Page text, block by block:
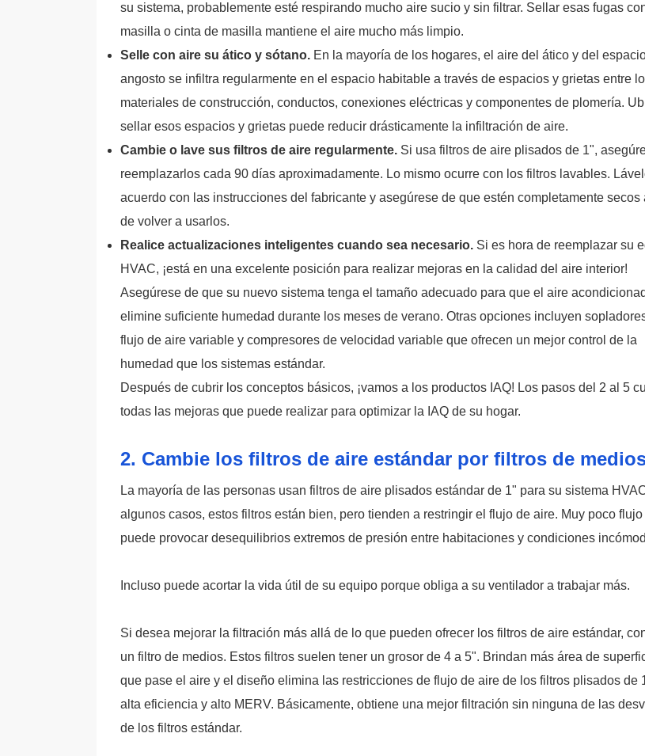
su sistema, probablemente esté respirando mucho aire sucio y sin filtrar. Sellar esas fugas
masilla o cinta de masilla mantiene el aire mucho más limpio.
Selle con aire su ático y sótano. En la mayoría de los hogares, el aire del ático y del
angosto se infiltra regularmente en el espacio habitable a través de espacios y grietas entre
materiales de construcción, conductos, conexiones eléctricas y componentes de plomería.
sellar esos espacios y grietas puede reducir drásticamente la infiltración de aire.
Cambie o lave sus filtros de aire regularmente. Si usa filtros de aire plisados ​​de 1",
reemplazarlos cada 90 días aproximadamente. Lo mismo ocurre con los filtros lavables.
acuerdo con las instrucciones del fabricante y asegúrese de que estén completamente secos
de volver a usarlos.
Realice actualizaciones inteligentes cuando sea necesario. Si es hora de reemplazar su
HVAC, ¡está en una excelente posición para realizar mejoras en la calidad del aire interior!
Asegúrese de que su nuevo sistema tenga el tamaño adecuado para que el aire
elimine suficiente humedad durante los meses de verano. Otras opciones incluyen
flujo de aire variable y compresores de velocidad variable que ofrecen un mejor control de la
humedad que los sistemas estándar.
Después de cubrir los conceptos básicos, ¡vamos a los productos IAQ! Los pasos del 2 al 5
todas las mejoras que puede realizar para optimizar la IAQ de su hogar.
2. Cambie los filtros de aire estándar por filtros de
La mayoría de las personas usan filtros de aire plisados ​​estándar de 1" para su sistema
algunos casos, estos filtros están bien, pero tienden a restringir el flujo de aire. Muy poco
puede provocar desequilibrios extremos de presión entre habitaciones y condiciones
Incluso puede acortar la vida útil de su equipo porque obliga a su ventilador a trabajar más.
Si desea mejorar la filtración más allá de lo que pueden ofrecer los filtros de aire estándar,
un filtro de medios. Estos filtros suelen tener un grosor de 4 a 5". Brindan más área de
que pase el aire y el diseño elimina las restricciones de flujo de aire de los filtros plisados ​​de
alta eficiencia y alto MERV. Básicamente, obtiene una mejor filtración sin ninguna de las
de los filtros estándar.